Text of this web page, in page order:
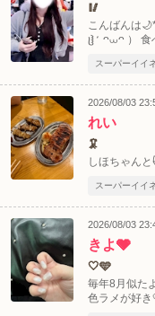
🥢
こんばんは
ჱ̒ ᴖ⩊ᴖ ）‪ ‪食
スーパーイイ
2026/08/03
れい
🦑
しほちゃんと
スーパーイイ
2026/08/03
きよ🩶
🤍🩵
毎年8月似た
色ラメが好き